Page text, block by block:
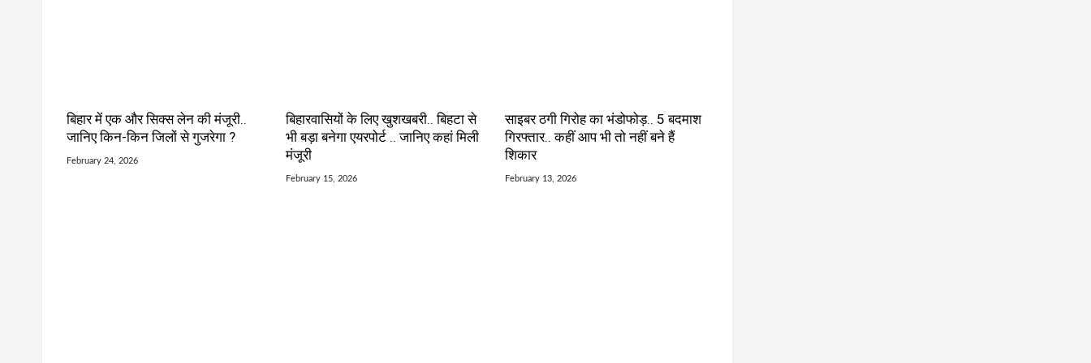
बिहार में एक और सिक्स लेन की मंजूरी..
जानिए किन-किन जिलों से गुजरेगा ?
February 24, 2026
बिहारवासियों के लिए खुशखबरी.. बिहटा से
भी बड़ा बनेगा एयरपोर्ट .. जानिए कहां मिली
मंजूरी
February 15, 2026
साइबर ठगी गिरोह का भंडोफोड़.. 5 बदमाश
गिरफ्तार.. कहीं आप भी तो नहीं बने हैं
शिकार
February 13, 2026